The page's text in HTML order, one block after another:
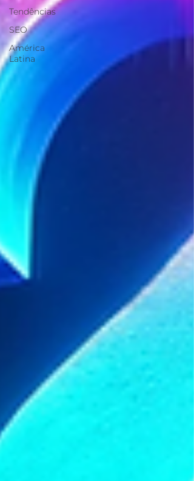
Tendências
SEO
América
Latina